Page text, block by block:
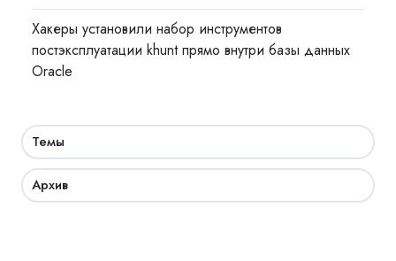
Хакеры установили набор инструментов
постэксплуатации khunt прямо внутри базы данных
Oracle
Темы
Архив